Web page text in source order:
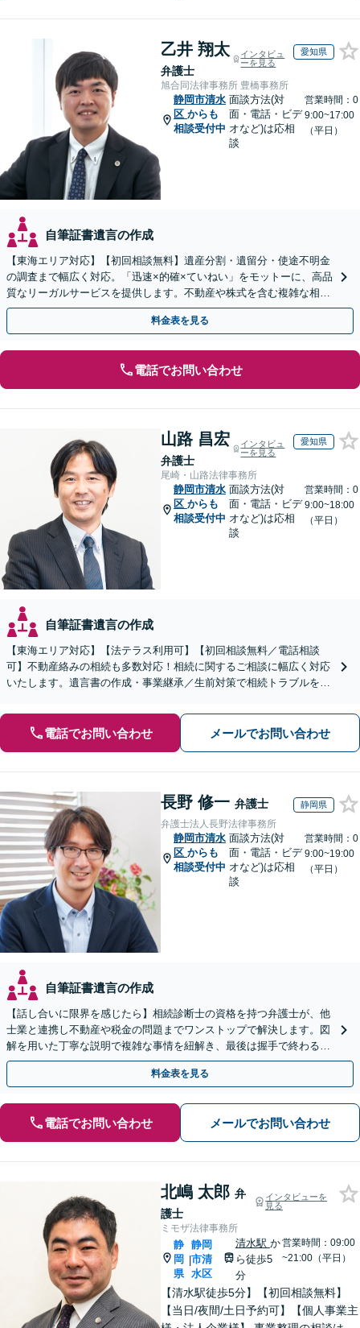
乙井 翔太
弁護士
インタビュ
ーを見る
愛知県
旭合同法律事務所 豊橋事務所
静岡市清水
区 からも
相談受付中
面談方法(対
面・電話・ビデ
オなど)は応相
談
営業時間：0
9:00~17:00
（平日）
自筆証書遺言の作成
【東海エリア対応】【初回相談無料】遺産分割・遺留分・使途不明金
の調査まで幅広く対応。「迅速×的確×ていねい」をモットーに、高品
質なリーガルサービスを提供します。不動産や株式を含む複雑な相続
もお任せください【休日・夜間対応OK】
料金表を見る
電話でお問い合わせ
山路 昌宏
弁護士
インタビュ
ーを見る
愛知県
尾崎・山路法律事務所
静岡市清水
区 からも
相談受付中
面談方法(対
面・電話・ビデ
オなど)は応相
談
営業時間：0
9:00~18:00
（平日）
自筆証書遺言の作成
【東海エリア対応】【法テラス利用可】【初回相談無料／電話相談
可】不動産絡みの相続も多数対応！相続に関するご相談に幅広く対応
いたします。遺言書の作成・事業継承／生前対策で相続トラブルを回
電話でお問い合わせ メールでお問い合わせ
長野 修一 弁護士 静岡県
弁護士法人長野法律事務所
静岡市清水
区 からも
相談受付中
面談方法(対
面・電話・ビデ
オなど)は応相
談
営業時間：0
9:00~19:00
（平日）
自筆証書遺言の作成
【話し合いに限界を感じたら】相続診断士の資格を持つ弁護士が、他
士業と連携し不動産や税金の問題までワンストップで解決します。図
解を用いた丁寧な説明で複雑な事情を紐解き、最後は握手で終わる円
満な解決へ導きます。【東海エリア・神奈川県対応】
料金表を見る
電話でお問い合わせ メールでお問い合わせ
北嶋 太郎 弁
護士
インタビューを
見る
ミモザ法律事務所
静
岡
県
|
静岡
市清
水区
清水駅 か
ら徒歩5
分
営業時間：09:00
~21:00（平日）
【清水駅徒歩5分】【初回相談無料】
【当日/夜間/土日予約可】【個人事業主